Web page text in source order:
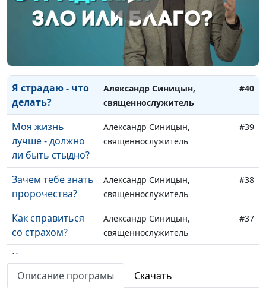
Как обрести мир
в душе?
Александр Синицын,
священнослужитель
правду от лжи?
Александр Синицын,
священнослужитель
#41
Я страдаю - что
делать?
Александр Синицын,
священнослужитель
#40
Моя жизнь
лучше - должно
ли быть стыдно?
Александр Синицын,
священнослужитель
#39
Зачем тебе знать
пророчества?
Александр Синицын,
священнослужитель
#38
Как справиться
со страхом?
Александр Синицын,
священнослужитель
#37
Как сохранить
свои
индивидуальный
предприниматель
Описание програмы Скачать